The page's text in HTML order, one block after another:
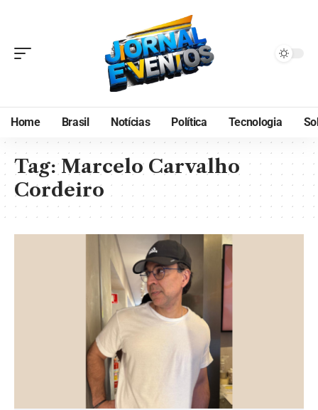
Home Brasil Notícias Política Tecnologia
Tag:Marcelo Carvalho
Cordeiro